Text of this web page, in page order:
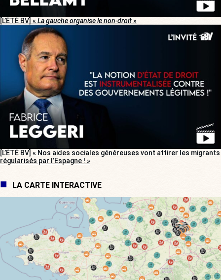
[L’ÉTÉ BV] « La gauche organise le non-droit»
[L’ÉTÉ BV] « Nos aides sociales généreuses vont attirer les migrants
régularisés par l’Espagne ! »
LA CARTE INTERACTIVE